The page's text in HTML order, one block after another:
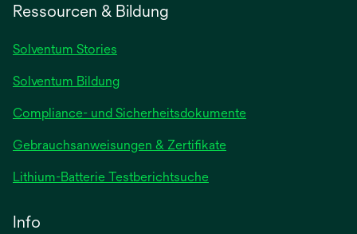
Registerkarte
Ressourcen & Bildung
Solventum Stories
Solventum Bildung
Compliance- und Sicherheitsdokumente
Gebrauchsanweisungen & Zertifikatewird
Lithium-Batterie Testberichtsuchewird
Info